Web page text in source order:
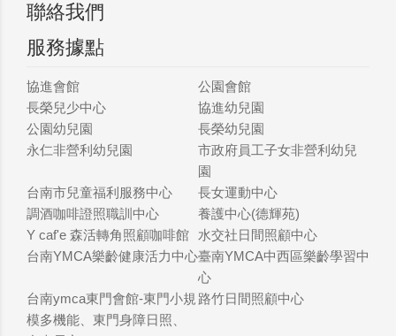
聯絡我們
服務據點
協進會館
公園會館
長榮兒少中心
協進幼兒園
公園幼兒園
長榮幼兒園
永仁非營利幼兒園
市政府員工子女非營利幼兒
園
台南市兒童福利服務中心
長女運動中心
調酒咖啡證照職訓中心
養護中心(德輝苑)
Y caf'e 森活轉角照顧咖啡館
水交社日間照顧中心
台南YMCA樂齡健康活力中心臺南YMCA中西區樂齡學習中
心
台南ymca東門會館-東門小規
模多機能、東門身障日照、
路竹日間照顧中心